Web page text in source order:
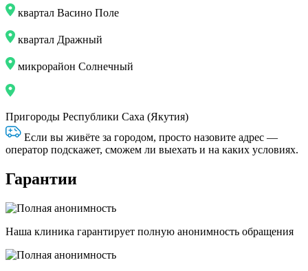
квартал Васино Поле
квартал Дражный
микрорайон Солнечный
Пригороды Республики Саха (Якутия)
Если вы живёте за городом, просто назовите адрес —
оператор подскажет, сможем ли выехать и на каких условиях.
Гарантии
Наша клиника гарантирует полную анонимность обращения